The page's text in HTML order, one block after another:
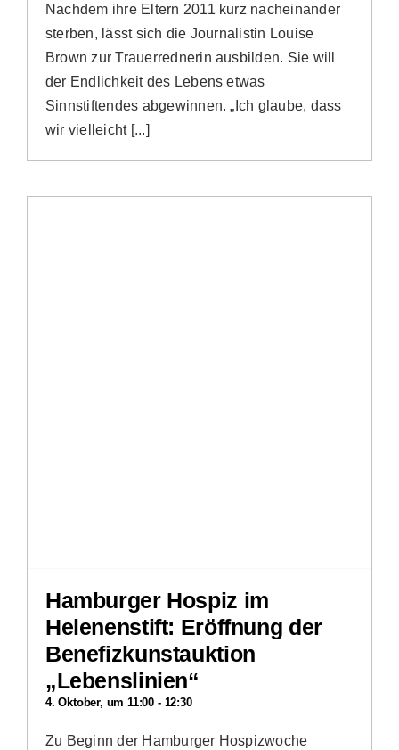
Nachdem ihre Eltern 2011 kurz nacheinander
sterben, lässt sich die Journalistin Louise
Brown zur Trauerrednerin ausbilden. Sie will
der Endlichkeit des Lebens etwas
Sinnstiftendes abgewinnen. „Ich glaube, dass
wir vielleicht [...]
Hamburger Hospiz im
Helenenstift: Eröffnung der
Benefizkunstauktion
„Lebenslinien“
4. Oktober, um 11:00 - 12:30
Zu Beginn der Hamburger Hospizwoche